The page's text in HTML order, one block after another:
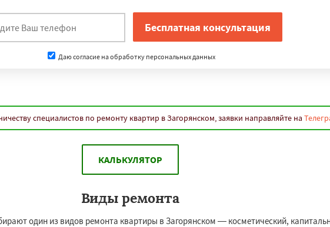
Даю согласие на обработку персональных данных
специалистов по ремонту квартир в Загорянском, заявки направляйте на
КАЛЬКУЛЯТОР
Виды ремонта
один из видов ремонта квартиры в Загорянском — косметический,